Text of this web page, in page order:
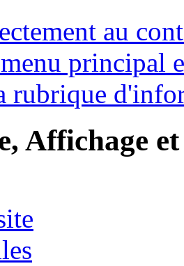
au
principal
rubrique
Affichage